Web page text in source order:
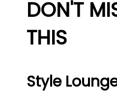
DON'T
THIS
Style